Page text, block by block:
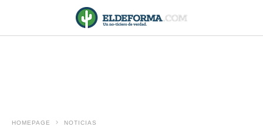
HOMEPAGE NOTICIAS